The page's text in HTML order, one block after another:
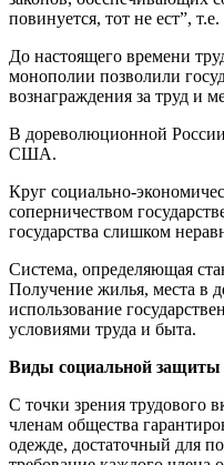
повинуется, тот не ест”,
До настоящего времени
монополии позволили
вознаграждения за труд и
В дореволюционной
США.
Круг социально-
соперничеством
государства слишком
Система, определяющая
Получение жилья, места в
использование
условиями труда и быта.
Виды социальной защиты
С точки зрения трудового
членам общества
одежде, достаточный для